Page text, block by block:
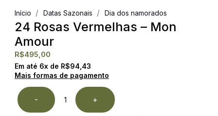
Início / Datas Sazonais / Dia dos namorados
24 Rosas Vermelhas – Mon
Amour
R$495,00
Em até 6x de R$94,43
Mais formas de pagamento
- +